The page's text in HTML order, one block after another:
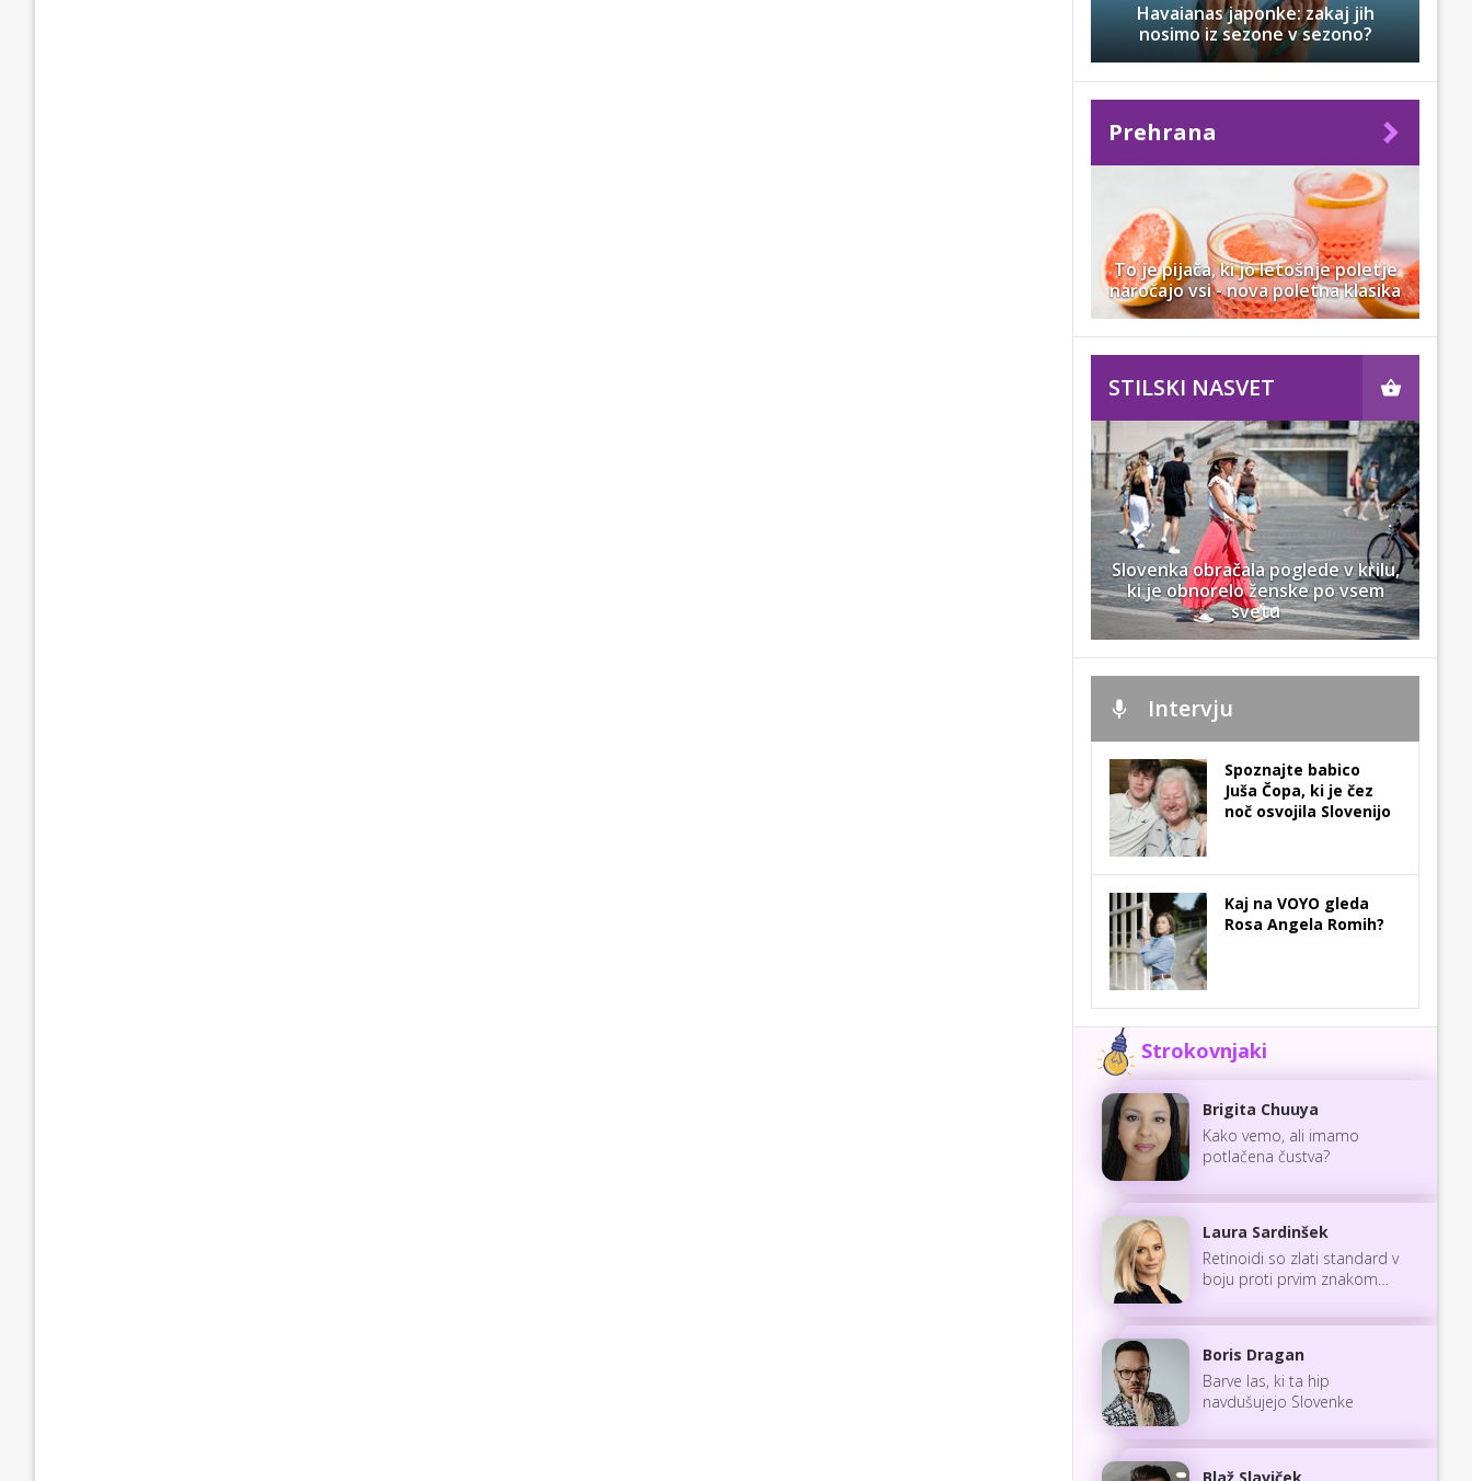
Havaianas japonke: zakaj jih
nosimo iz sezone v sezono?
Prehrana
To je pijača, ki jo letošnje poletje
naročajo vsi - nova poletna klasika
STILSKI NASVET
Slovenka obračala poglede v krilu,
ki je obnorelo ženske po vsem
svetu
Intervju
Spoznajte babico
Juša Čopa, ki je čez
noč osvojila Slovenijo
Kaj na VOYO gleda
Rosa Angela Romih?
Strokovnjaki
Brigita Chuuya
Kako vemo, ali imamo
potlačena čustva?
Laura Sardinšek
Retinoidi so zlati standard v
boju proti prvim znakom
Boris Dragan
Barve las, ki ta hip
navdušujejo Slovenke
Blaž Slaviček